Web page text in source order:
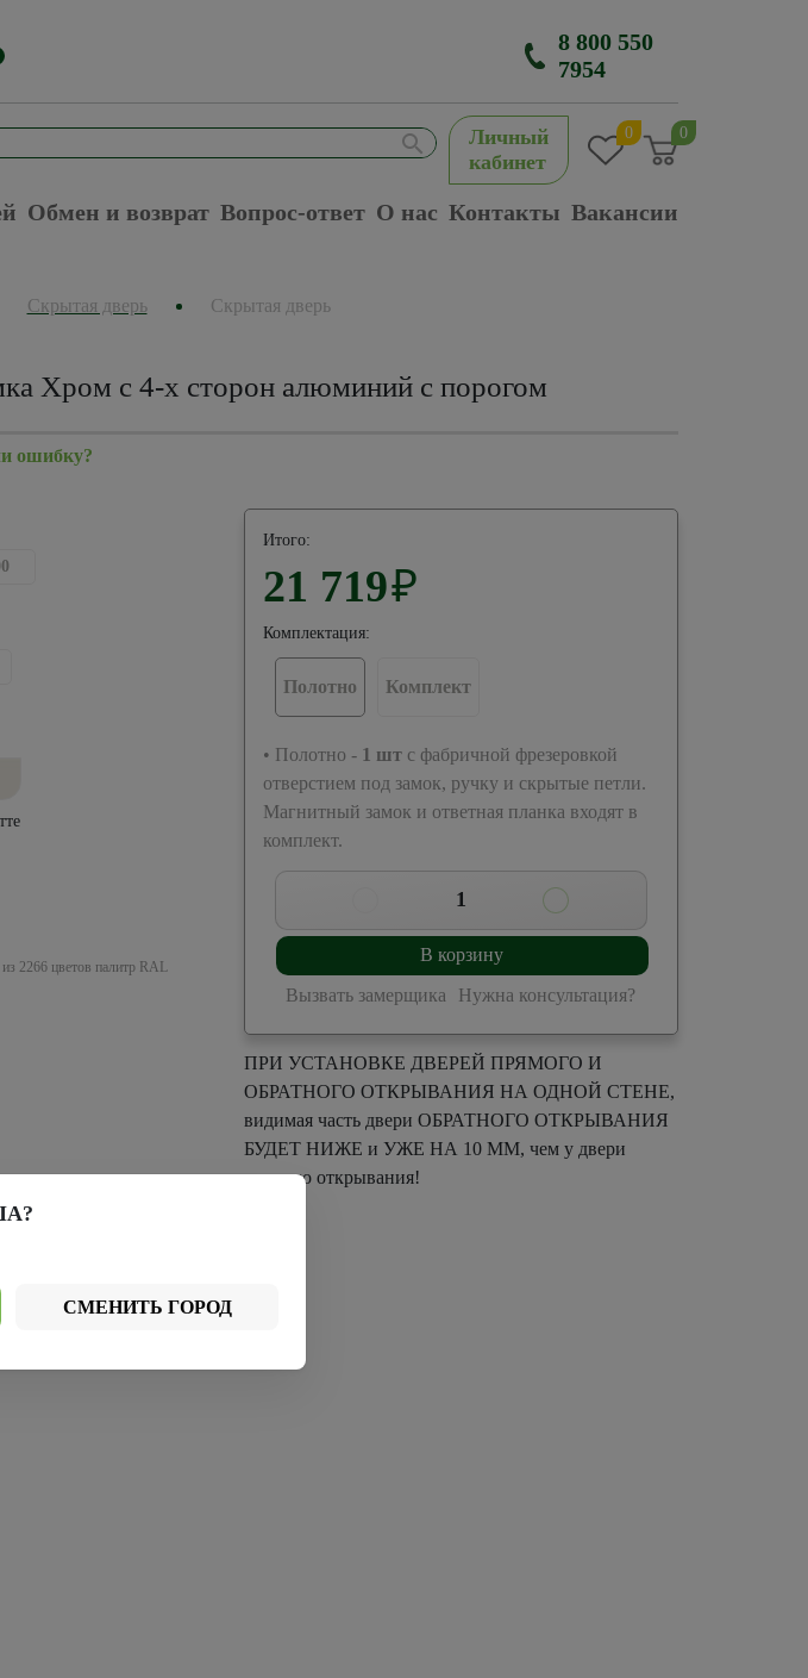
8 800 550
7954
Личный
кабинет
0 0
Обмен и возврат Вопрос-ответ О нас Контакты Вакансии
Скрытая дверь Скрытая дверь
Хром с 4-х сторон алюминий с порогом
ошибку?
2266 цветов палитр RAL
Итого:
21 719₽
Комплектация:
Полотно Комплект
• Полотно - 1 штс фабричной фрезеровкой
отверстием под замок, ручку и скрытые петли.
Магнитный замок и ответная планка входят в
комплект.
1
В корзину
Вызвать замерщика
Нужна консультация?
ПРИ УСТАНОВКЕ ДВЕРЕЙ ПРЯМОГО И
ОБРАТНОГО ОТКРЫВАНИЯ НА ОДНОЙ СТЕНЕ,
видимая часть двери ОБРАТНОГО ОТКРЫВАНИЯ
БУДЕТ НИЖЕ и УЖЕ НА 10 ММ, чем у двери
прямого открывания!
СМЕНИТЬ ГОРОД